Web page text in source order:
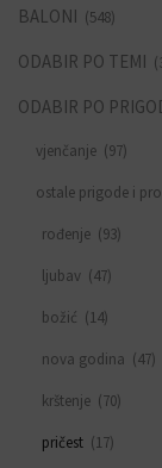
BALONI (548)
ODABIR PO TEMI
ODABIR PO
vjenčanje (97)
ostale prigode i
rođenje (93)
ljubav (47)
božić (14)
nova godina (47)
krštenje (70)
pričest (17)